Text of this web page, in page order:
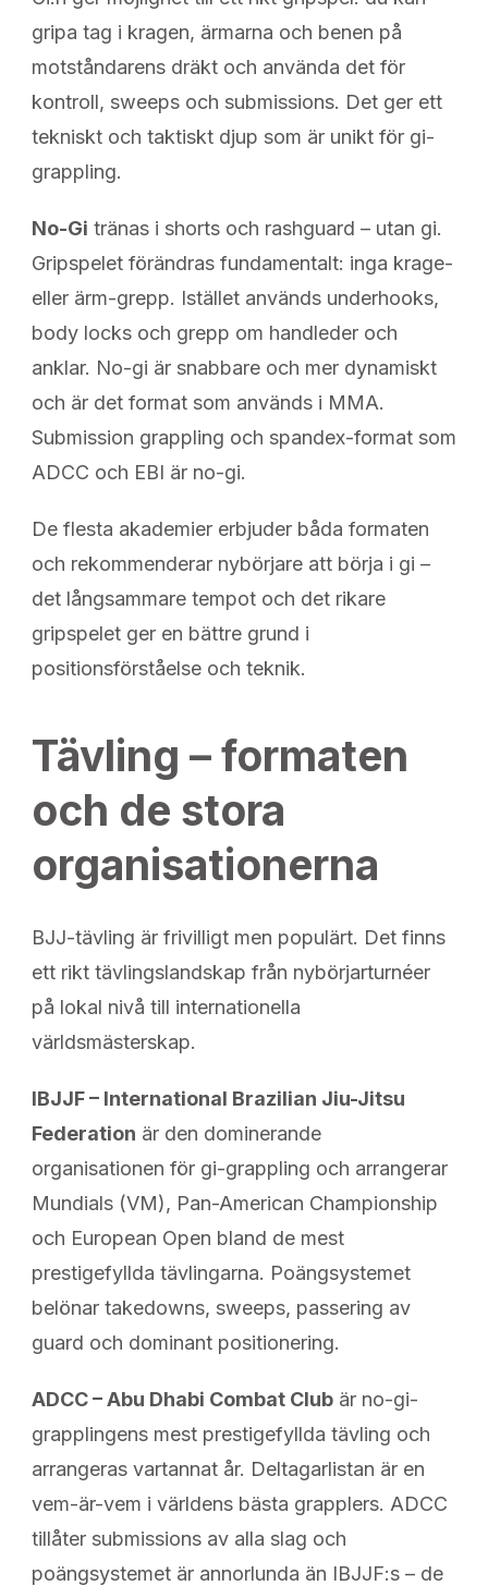
gripa tag i kragen, ärmarna och benen på
motståndarens dräkt och använda det för
kontroll, sweeps och submissions. Det ger ett
tekniskt och taktiskt djup som är unikt för gi-
grappling.
No-Gi tränas i shorts och rashguard – utan gi.
Gripspelet förändras fundamentalt: inga krage-
eller ärm-grepp. Istället används underhooks,
body locks och grepp om handleder och
anklar. No-gi är snabbare och mer dynamiskt
och är det format som används i MMA.
Submission grappling och spandex-format som
ADCC och EBI är no-gi.
De flesta akademier erbjuder båda formaten
och rekommenderar nybörjare att börja i gi –
det långsammare tempot och det rikare
gripspelet ger en bättre grund i
positionsförståelse och teknik.
Tävling – formaten
och de stora
organisationerna
BJJ-tävling är frivilligt men populärt. Det finns
ett rikt tävlingslandskap från nybörjarturnéer
på lokal nivå till internationella
världsmästerskap.
IBJJF – International Brazilian Jiu-Jitsu
Federation är den dominerande
organisationen för gi-grappling och arrangerar
Mundials (VM), Pan-American Championship
och European Open bland de mest
prestigefyllda tävlingarna. Poängsystemet
belönar takedowns, sweeps, passering av
guard och dominant positionering.
ADCC – Abu Dhabi Combat Club är no-gi-
grapplingens mest prestige­fyllda tävling och
arrangeras vartannat år. Deltagarlistan är en
vem-är-vem i världens bästa grapplers. ADCC
tillåter submissions av alla slag och
poängsystemet är annorlunda än IBJJF:s – de